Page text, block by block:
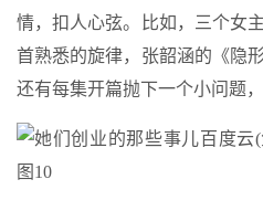
情，扣人心弦。比如，三个女
首熟悉的旋律，张韶涵的《隐
还有每集开篇抛下一个小问题